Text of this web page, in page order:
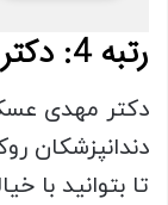
رتبه 4: دکتر مهدی عسکری
دکتر مهدی
دندانپزشکان
تا بتوانید با